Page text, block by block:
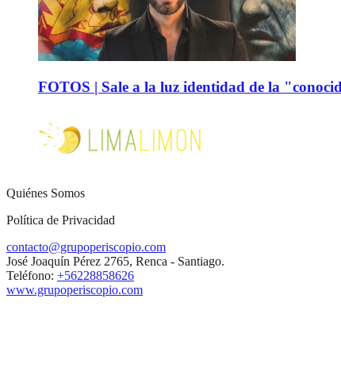
FOTOS | Sale a la luz identidad de la
Quiénes Somos
Política de Privacidad
contacto@grupoperiscopio.com
José Joaquín Pérez 2765, Renca - Santiago.
Teléfono: +56228858626
www.grupoperiscopio.com